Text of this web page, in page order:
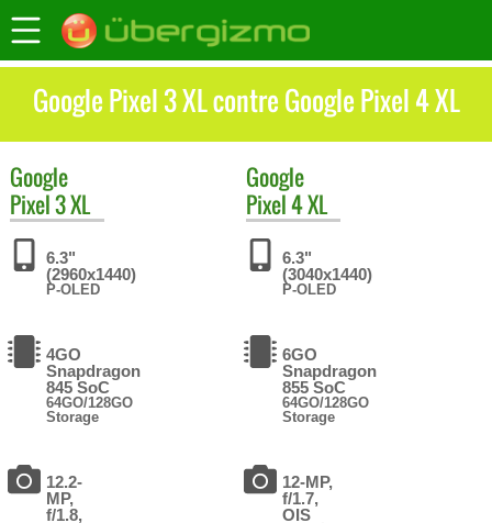
Google Pixel 3 XL contre Google Pixel 4 XL
Google
Pixel 3 XL
6.3"
(2960x1440)
P-OLED
4GO
Snapdragon
845 SoC
64GO/128GO
Storage
12.2-
MP,
f/1.8,
Google
Pixel 4 XL
6.3"
(3040x1440)
P-OLED
6GO
Snapdragon
855 SoC
64GO/128GO
Storage
12-MP,
f/1.7,
OIS